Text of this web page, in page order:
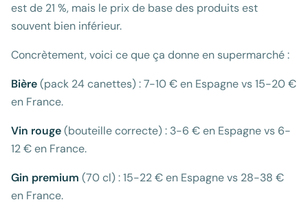
est de 21 %, mais le prix de base des produits est
souvent bien inférieur.
Concrètement, voici ce que ça donne en supermarché :
Bière(pack 24 canettes) : 7-10 € en Espagne vs 15-20 €
en France.
Vin rouge(bouteille correcte) : 3-6 € en Espagne vs 6-
12 € en France.
Gin premium (70 cl) : 15-22 € en Espagne vs 28-38 €
en France.